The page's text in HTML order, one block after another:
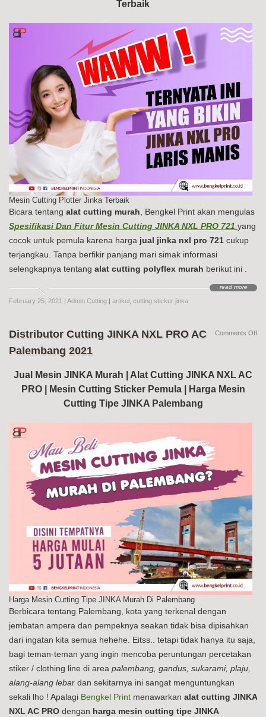
Terbaik
Mesin Cutting Plotter Jinka Terbaik
Bicara tentang alat cutting murah , Bengkel Print akan mengulas
Spesifikasi Dan Fitur Mesin Cutting JINKA NXL PRO 721 yang
cocok untuk pemula karena harga jual jinka nxl pro 721 cukup
terjangkau. Tanpa berfikir panjang mari simak informasi
selengkapnya tentang alat cutting polyflex murah berikut ini .
read more
February 25, 2021 | Admin Cutting | artikel cutting sticker jinka
Distributor Cutting JINKA NXL PRO AC
Palembang 2021
Jual Mesin JINKA Murah | Alat Cutting JINKA NXL AC
PRO | Mesin Cutting Sticker Pemula | Harga Mesin
Cutting Tipe JINKA Palembang
Harga Mesin Cutting Tipe JINKA Murah Di Palembang
Berbicara tentang Palembang, kota yang terkenal dengan
jembatan ampera dan pempeknya seakan tidak bisa dipisahkan
dari ingatan kita semua hehehe. Eitss.. tetapi tidak hanya itu saja,
bagi teman-teman yang ingin mencoba peruntungan percetakan
stiker / clothing line di area palembang, gandus, sukarami, plaju,
alang-alang lebar dan sekitarnya ini sangat menguntungkan
sekali lho ! Apalagi Bengkel Print menawarkan alat cutting JINKA
NXL AC PRO dengan harga mesin cutting tipe JINKA
Comments Offon